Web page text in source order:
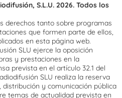
S.L.U. 2026. Todos los
derechos tanto sobre programas
que formen parte de ellos,
en esta página web.
SLU ejerce la oposición
y prestaciones en la
prevista en el artículo 32.1 del
SLU realiza la reserva
y comunicación pública
temas de actualidad prevista en